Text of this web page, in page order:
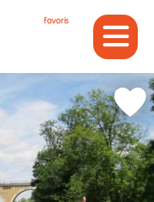
Favoris